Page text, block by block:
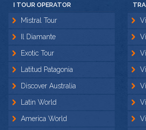
I TOUR OPERATOR
Mistral Tour
Il Diamante
Exotic Tour
Latitud Patagonia
Discover Australia
Latin World
America World